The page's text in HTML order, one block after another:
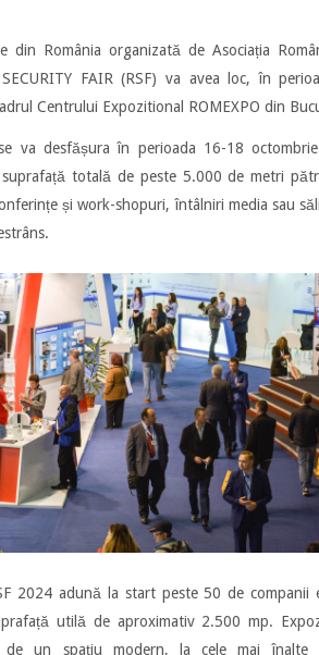
din România organizată de Asociația
FAIR (RSF) va avea loc, în
Centrului Expozitional ROMEXPO din
va desfășura în perioada 16-18
totală de peste 5.000 de metri
și work-shopuri, întâlniri media sau
2024 adună la start peste 50 de companii
utilă de aproximativ 2.500 mp.
un spațiu modern, la cele mai înalte